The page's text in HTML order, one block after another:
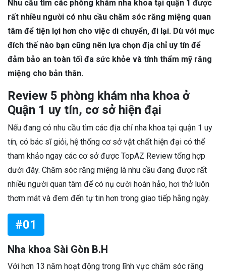
Nhu cầu tìm các phòng khám nha khoa tại quận 1 được
rất nhiều người có nhu cầu chăm sóc răng miệng quan
tâm để tiện lợi hơn cho việc di chuyển, đi lại. Dù với mục
đích thế nào bạn cũng nên lựa chọn địa chỉ uy tín để
đảm bảo an toàn tối đa sức khỏe và tính thẩm mỹ răng
miệng cho bản thân.
Review 5 phòng khám nha khoa ở
Quận 1 uy tín, cơ sở hiện đại
Nếu đang có nhu cầu tìm các địa chỉ nha khoa tại quận 1 uy
tín, có bác sĩ giỏi, hệ thống cơ sở vật chất hiện đại có thể
tham khảo ngay các cơ sở được TopAZ Review tổng hợp
dưới đây. Chăm sóc răng miệng là nhu cầu đang được rất
nhiều người quan tâm để có nụ cười hoàn hảo, hơi thở luôn
thơm mát và đem đến tự tin hơn trong giao tiếp hằng ngày.
#01
Nha khoa Sài Gòn B.H
Với hơn 13 năm hoạt động trong lĩnh vực chăm sóc răng